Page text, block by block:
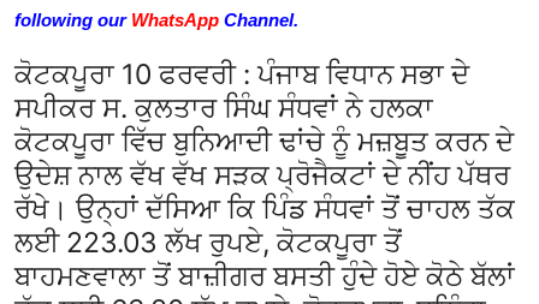
following our WhatsApp Channel.
ਕੋਟਕਪੂਰਾ 10 ਫਰਵਰੀ :ਪੰਜਾਬ ਵਿਧਾਨ ਸਭਾ ਦੇ
ਸਪੀਕਰ ਸ. ਕੁਲਤਾਰ ਸਿੰਘ ਸੰਧਵਾਂ ਨੇ ਹਲਕਾ
ਕੋਟਕਪੂਰਾ ਵਿੱਚ ਬੁਨਿਆਦੀ ਢਾਂਚੇ ਨੂੰ ਮਜ਼ਬੂਤ ਕਰਨ ਦੇ
ਉਦੇਸ਼ ਨਾਲ ਵੱਖ ਵੱਖ ਸੜਕ ਪ੍ਰੋਜੈਕਟਾਂ ਦੇ ਨੀਂਹ ਪੱਥਰ
ਰੱਖੇ। ਉਨ੍ਹਾਂ ਦੱਸਿਆ ਕਿ ਪਿੰਡਸੰਧਵਾਂ ਤੋਂ ਚਾਹਲ ਤੱਕ
ਲਈ 223.03ਲੱਖ ਰੁਪਏ, ਕੋਟਕਪੂਰਾ ਤੋਂ
ਬਾਹਮਣਵਾਲਾਤੋਂ ਬਾਜ਼ੀਗਰ ਬਸਤੀ ਹੁੰਦੇ ਹੋਏ ਕੋਠੇ ਬੱਲਾਂ